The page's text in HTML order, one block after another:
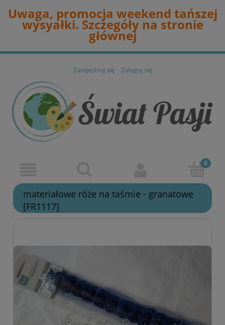
Uwaga, promocja weekend tańszej
wysyałki. Szczegóły na stronie
głównej
Zarejestruj się Zaloguj się
materiałowe róże na taśmie - granatowe
[FR1117]